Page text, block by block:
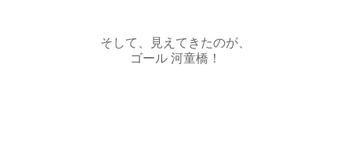
そして、見えてきたのが、
ゴール 河童橋！